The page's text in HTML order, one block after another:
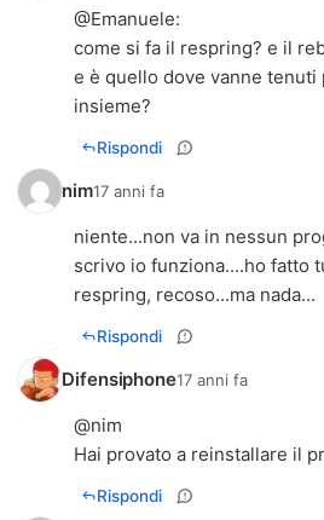
@Emanuele:
come si fa il respring? e il
e è quello dove vanne
insieme?
Rispondi
nim17 anni fa
niente...non va in nessun
scrivo io funziona....ho fatto
respring, recoso...ma nada...
Rispondi
Difensiphone17 anni fa
@nim
Hai provato a reinstallare il
Rispondi